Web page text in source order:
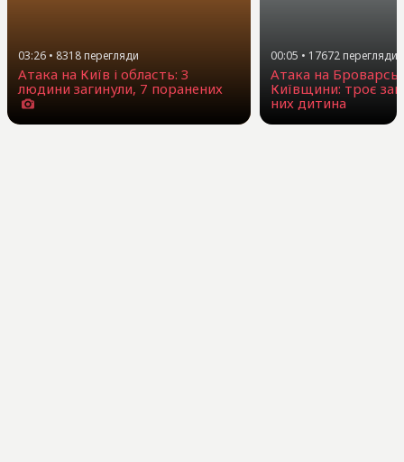
03:26 • 8318перегляди
Атака на Київ і область: 3
людини загинули, 7 поранених
00:05 • 17672 перегляди
Атака на
Київщини: троє
них дитина